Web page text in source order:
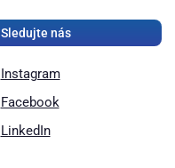
Sledujte nás
Instagram
Facebook
LinkedIn